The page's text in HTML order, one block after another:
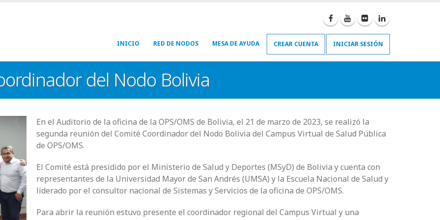
Navegación
principal
INICIO RED DE NODOS MESA DE AYUDA CREAR CUENTA INICIAR SESIÓN
del Nodo Bolivia
En el Auditorio de la oficina de la OPS/OMS de Bolivia, el 21 de marzo de 2023, se realizó la
segunda reunión del Comité Coordinador del Nodo Bolivia del Campus Virtual de Salud Pública
de OPS/OMS.
El Comité está presidido por el Ministerio de Salud y Deportes (MSyD) de Bolivia y cuenta con
representantes de la Universidad Mayor de San Andrés (UMSA) y la Escuela Nacional de Salud y
liderado por el consultor nacional de Sistemas y Servicios de la oficina de OPS/OMS.
Para abrir la reunión estuvo presente el coordinador regional del Campus Virtual y una